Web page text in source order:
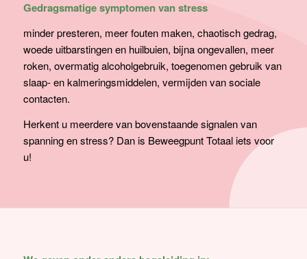
Gedragsmatige symptomen van stress
minder presteren, meer fouten maken, chaotisch gedrag,
woede uitbarstingen en huilbuien, bijna ongevallen, meer
roken, overmatig alcoholgebruik, toegenomen gebruik van
slaap- en kalmeringsmiddelen, vermijden van sociale
contacten.
Herkent u meerdere van bovenstaande signalen van
spanning en stress? Dan is Beweegpunt Totaal iets voor
u!